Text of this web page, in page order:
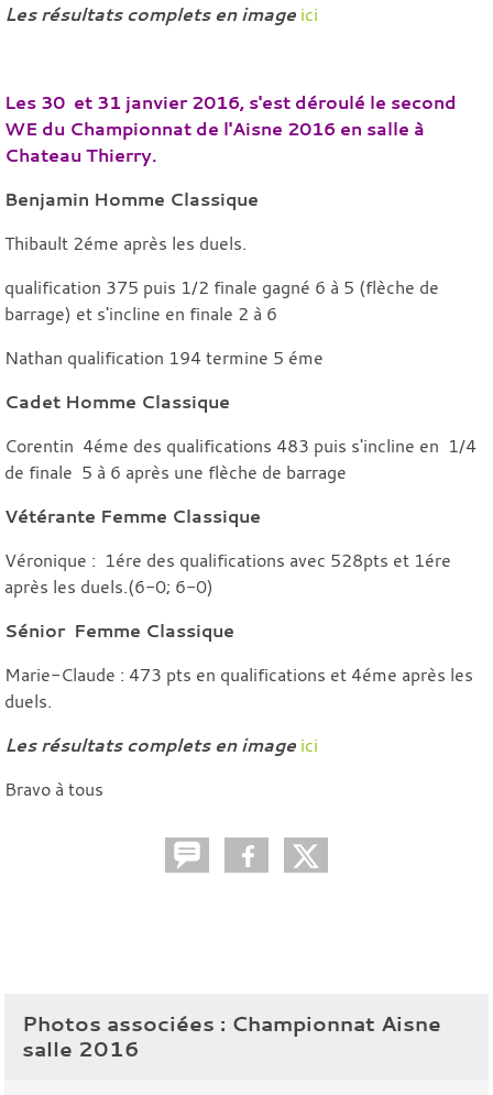
Les résultats complets en image ici
Les 30 et 31 janvier 2016, s'est déroulé le second
WE du Championnat de l'Aisne 2016 en salle à
Chateau Thierry.
Benjamin Homme Classique
Thibault 2éme après les duels.
qualification 375 puis 1/2 finale gagné 6 à 5 (flèche de
barrage) et s'incline en finale 2 à 6
Nathan qualification 194 termine 5 éme
Cadet Homme Classique
Corentin 4éme des qualifications 483 puis s'incline en 1/4
de finale 5 à 6 après une flèche de barrage
Vétérante Femme Classique
Véronique : 1ére des qualifications avec 528pts et 1ére
après les duels.(6-0; 6-0)
Sénior Femme Classique
Marie-Claude : 473 pts en qualifications et 4éme après les
duels.
Les résultats complets en image ici
Bravo à tous
Photos associées : Championnat Aisne
salle 2016